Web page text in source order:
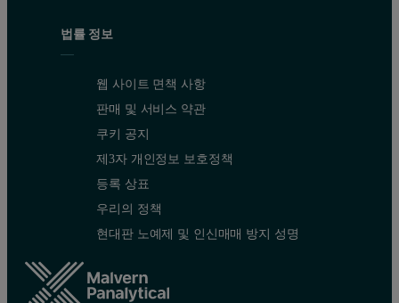
법률 정보
웹 사이트 면책 사항
판매 및 서비스 약관
쿠키 공지
제3자 개인정보 보호정책
등록 상표
우리의 정책
현대판 노예제 및 인신매매 방지 성명